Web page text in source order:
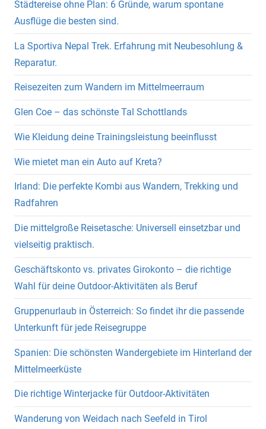
Städtereise ohne Plan: 6 Gründe, warum spontane
Ausflüge die besten sind.
La Sportiva Nepal Trek. Erfahrung mit Neubesohlung &
Reparatur.
Reisezeiten zum Wandern im Mittelmeerraum
Glen Coe – das schönste Tal Schottlands
Wie Kleidung deine Trainingsleistung beeinflusst
Wie mietet man ein Auto auf Kreta?
Irland: Die perfekte Kombi aus Wandern, Trekking und
Radfahren
Die mittelgroße Reisetasche: Universell einsetzbar und
vielseitig praktisch.
Geschäftskonto vs. privates Girokonto – die richtige
Wahl für deine Outdoor-Aktivitäten als Beruf
Gruppenurlaub in Österreich: So findet ihr die passende
Unterkunft für jede Reisegruppe
Spanien: Die schönsten Wandergebiete im Hinterland der
Mittelmeerküste
Die richtige Winterjacke für Outdoor-Aktivitäten
Wanderung von Weidach nach Seefeld in Tirol